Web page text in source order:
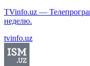
TVinfo.uz —
неделю.
tvinfo.uz